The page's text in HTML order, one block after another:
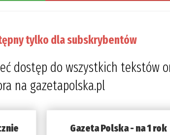
tylko dla subskrybentów
dostęp do wszystkich tekstów
na gazetapolska.pl
Gazeta Polska - na 1 rok